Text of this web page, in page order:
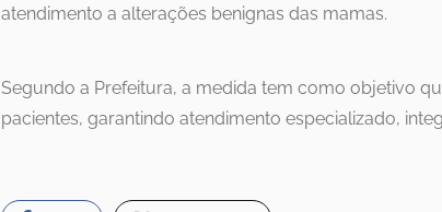
atendimento a alterações benignas das mamas.
Segundo a Prefeitura, a medida tem como objetivo
pacientes, garantindo atendimento especializado,